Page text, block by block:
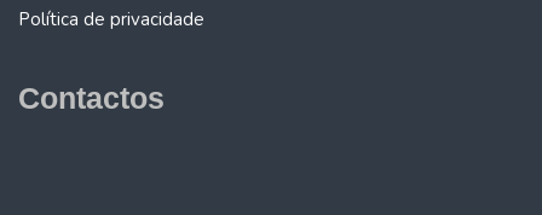
Política de privacidade
Contactos